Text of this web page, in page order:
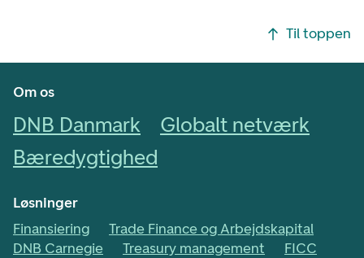
Til toppen
Om os
DNB Danmark
Globalt netværk
Bæredygtighed
Løsninger
Finansiering
Trade Finance og Arbejdskapital
DNB Carnegie
Treasury management
FICC